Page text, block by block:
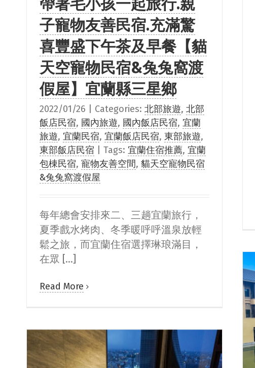
帶著毛小孩一起旅行.親
子寵物友善民宿.充滿驚
喜豐盛下午茶及早餐【貓
天空寵物民宿&兔兔窩渡
假屋】宜蘭縣三星鄉
2022/01/26 Categories: 北部旅遊, 北部
飯店民宿, 國內旅遊, 國內飯店民宿, 宜蘭
旅遊, 宜蘭民宿, 宜蘭飯店民宿, 東部旅遊,
東部飯店民宿
Tags: 宜蘭住宿推薦, 宜蘭
包棟民宿, 寵物友善空間, 貓天空寵物民宿
&兔兔窩渡假屋
每年總會安排來二、三趟宜蘭旅行，
夏季戲水烤肉、冬季暖呼呼溫泉放輕
鬆之旅，而宜蘭住宿選擇琳琅滿目，
在眾 [...]
Read More